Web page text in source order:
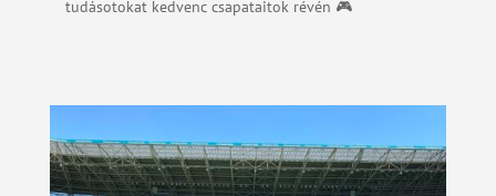
tudásotokat kedvenc csapataitok révén 🎮